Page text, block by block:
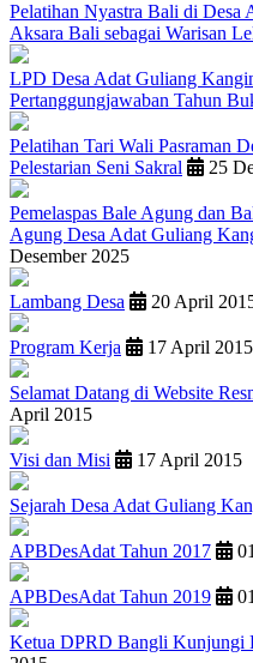
Pelatihan Nyastra Bali di Desa
Aksara Bali sebagai Warisan
LPD Desa Adat Guliang
Pertanggungjawaban Tahun
Pelatihan Tari Wali Pasraman
Pelestarian Seni Sakral
25
Pemelaspas Bale Agung dan
Agung Desa Adat Guliang
Desember 2025
Lambang Desa 20 April
Program Kerja 17 April 2015
Selamat Datang di Website
April 2015
Visi dan Misi 17 April 2015
Sejarah Desa Adat Guliang
APBDesAdat Tahun 2017
APBDesAdat Tahun 2019
Ketua DPRD Bangli Kunjungi